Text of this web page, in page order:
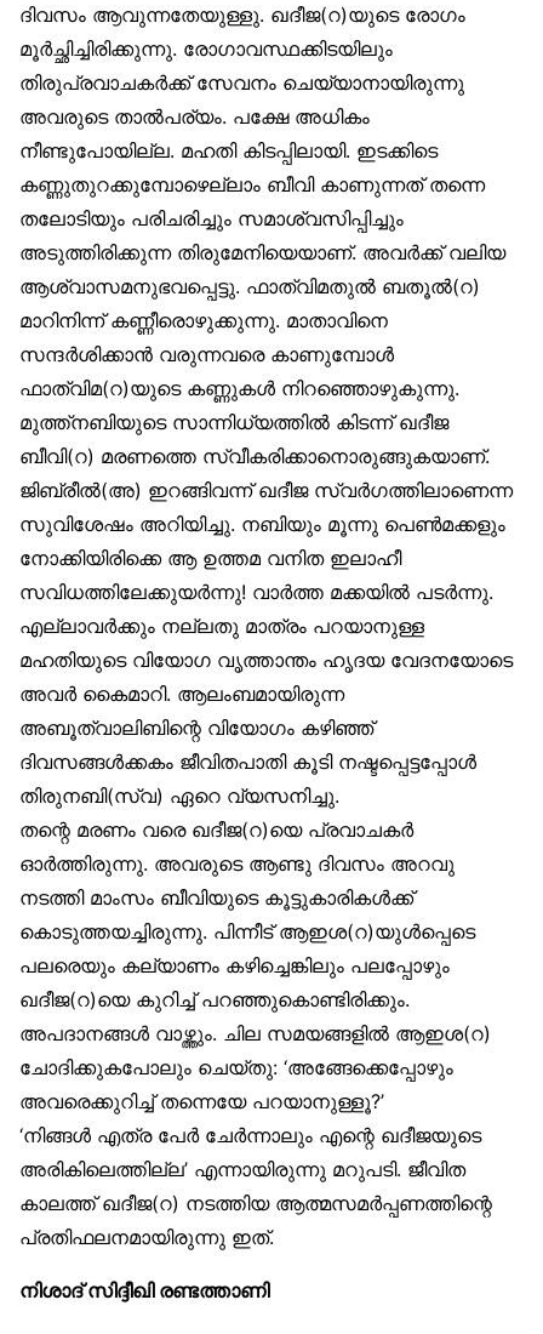
ദിവസം ആവുന്നതേയുള്ളു. ഖദീജ(റ)യുടെ രോഗം
മൂർച്ഛിച്ചിരിക്കുന്നു. രോഗാവസ്ഥക്കിടയിലും
തിരുപ്രവാചകർക്ക് സേവനം ചെയ്യാനായിരുന്നു
അവരുടെ താൽപര്യം. പക്ഷേ അധികം
നീണ്ടുപോയില്ല. മഹതി കിടപ്പിലായി. ഇടക്കിടെ
കണ്ണുതുറക്കുമ്പോഴെല്ലാം ബീവി കാണുന്നത് തന്നെ
തലോടിയും പരിചരിച്ചും സമാശ്വസിപ്പിച്ചും
അടുത്തിരിക്കുന്ന തിരുമേനിയെയാണ്. അവർക്ക് വലിയ
ആശ്വാസമനുഭവപ്പെട്ടു. ഫാത്വിമതുൽ ബതൂൽ(റ)
മാറിനിന്ന് കണ്ണീരൊഴുക്കുന്നു. മാതാവിനെ
സന്ദർശിക്കാൻ വരുന്നവരെ കാണുമ്പോൾ
ഫാത്വിമ(റ)യുടെ കണ്ണുകൾ നിറഞ്ഞൊഴുകുന്നു.
മുത്ത്‌നബിയുടെ സാന്നിധ്യത്തിൽ കിടന്ന് ഖദീജ
ബീവി(റ) മരണത്തെ സ്വീകരിക്കാനൊരുങ്ങുകയാണ്.
ജിബ്രീൽ(അ) ഇറങ്ങിവന്ന് ഖദീജ സ്വർഗത്തിലാണെന്ന
സുവിശേഷം അറിയിച്ചു. നബിയും മൂന്നു പെൺമക്കളും
നോക്കിയിരിക്കെ ആ ഉത്തമ വനിത ഇലാഹീ
സവിധത്തിലേക്കുയർന്നു! വാർത്ത മക്കയിൽ പടർന്നു.
എല്ലാവർക്കും നല്ലതു മാത്രം പറയാനുള്ള
മഹതിയുടെ വിയോഗ വൃത്താന്തം ഹൃദയ വേദനയോടെ
അവർ കൈമാറി. ആലംബമായിരുന്ന
അബൂത്വാലിബിന്റെ വിയോഗം കഴിഞ്ഞ്
ദിവസങ്ങൾക്കകം ജീവിതപാതി കൂടി നഷ്ടപ്പെട്ടപ്പോൾ
തിരുനബി(സ്വ) ഏറെ വ്യസനിച്ചു.
തന്റെ മരണം വരെ ഖദീജ(റ)യെ പ്രവാചകർ
ഓർത്തിരുന്നു. അവരുടെ ആണ്ടു ദിവസം അറവു
നടത്തി മാംസം ബീവിയുടെ കൂട്ടുകാരികൾക്ക്
കൊടുത്തയച്ചിരുന്നു. പിന്നീട് ആഇശ(റ)യുൾപ്പെടെ
പലരെയും കല്യാണം കഴിച്ചെങ്കിലും പലപ്പോഴും
ഖദീജ(റ)യെ കുറിച്ച് പറഞ്ഞുകൊണ്ടിരിക്കും.
അപദാനങ്ങൾ വാഴ്ത്തും. ചില സമയങ്ങളിൽ ആഇശ(റ)
ചോദിക്കുകപോലും ചെയ്തു: ‘അങ്ങേക്കെപ്പോഴും
അവരെക്കുറിച്ച് തന്നെയേ പറയാനുള്ളൂ?’
‘നിങ്ങൾ എത്ര പേർ ചേർന്നാലും എന്റെ ഖദീജയുടെ
അരികിലെത്തില്ല’ എന്നായിരുന്നു മറുപടി. ജീവിത
കാലത്ത് ഖദീജ(റ) നടത്തിയ ആത്മസമർപ്പണത്തിന്റെ
പ്രതിഫലനമായിരുന്നു ഇത്.
നിശാദ് സിദ്ദീഖി രണ്ടത്താണി